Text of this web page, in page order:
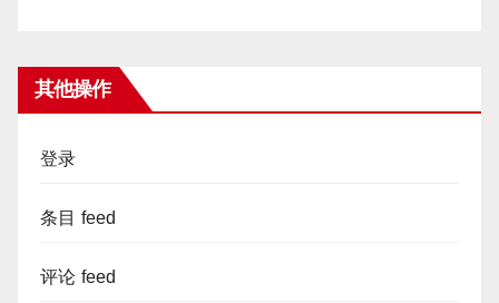
其他操作
登录
条目 feed
评论 feed